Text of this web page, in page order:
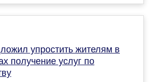
упростить жителям в
получение услуг по